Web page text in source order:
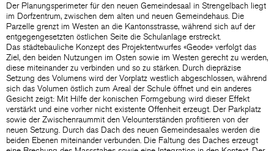
Der Planungsperimeter für den neuen Gemeindesaal in Strengelbach liegt
im Dorfzentrum, zwischen dem alten und neuen Gemeindehaus. Die
Parzelle grenzt im Westen an die Kantonsstrasse, während sich auf der
entgegengesetzten östlichen Seite die Schulanlage erstreckt.
Das städtebauliche Konzept des Projektentwurfes «Geode» verfolgt das
Ziel, den beiden Nutzungen im Osten sowie im Westen gerecht zu werden,
diese miteinander zu verbinden und so zu stärken. Durch diepräzise
Setzung des Volumens wird der Vorplatz westlich abgeschlossen, während
sich das Volumen östlich zum Areal der Schule öffnet und ein anderes
Gesicht zeigt: Mit Hilfe der konischen Formgebung wird dieser Effekt
verstärkt und eine vorher nicht existente Offenheit erzeugt. Der Parkplatz
sowie der Zwischenraummit den Velounterständen profitieren von der
neuen Setzung. Durch das Dach des neuen Gemeindesaales werden die
beiden Ebenen miteinander verbunden. Die Faltung des Daches erzeugt